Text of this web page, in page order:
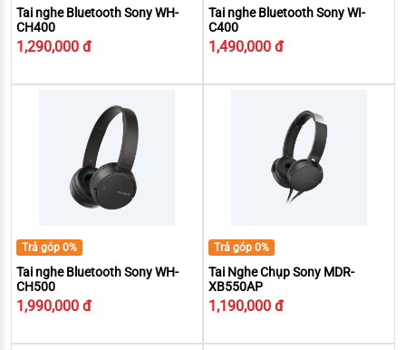
Tai nghe Bluetooth Sony WH-
CH400
1,290,000 đ
Tai nghe Bluetooth Sony WI-
C400
1,490,000 đ
Trả góp 0%
Tai nghe Bluetooth Sony WH-
CH500
1,990,000 đ
Trả góp 0%
Tai Nghe Chụp Sony MDR-
XB550AP
1,190,000 đ